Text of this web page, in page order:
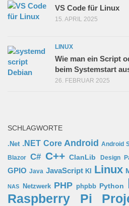
VS Code für Linux
15. APRIL 2025
LINUX
Wie man ein Script
beim Systemstart
26. FEBRUAR 2025
SCHLAGWORTE
.Net .NET Core Android Android
Blazor C# C++ ClanLib Design
GPIO Java JavaScript KI Linux
NAS Netzwerk PHP phpbb Python
Raspberry Pi